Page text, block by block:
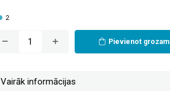
2
Pievienot grozam
Vairāk informācijas